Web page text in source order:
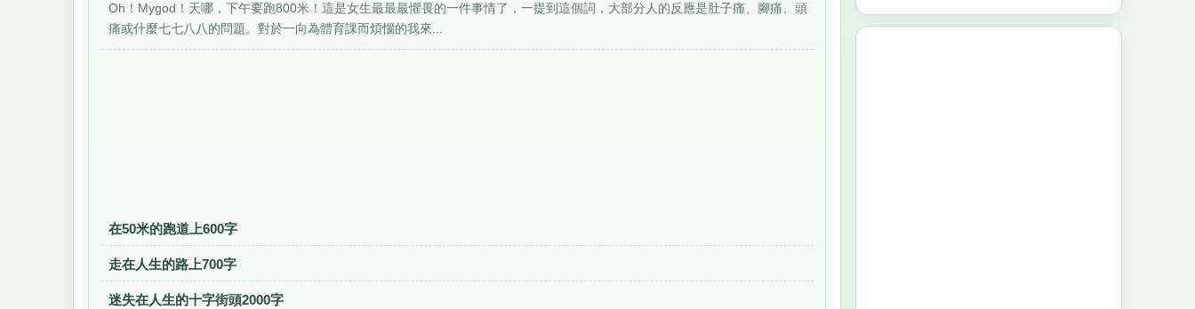
Oh！Mygod！天哪，下午要跑800米！這是女生最最最懼畏的一件事情了，一提到這個詞，大部分人的反應是肚子痛、腳痛、頭
痛或什麼七七八八的問題。對於一向為體育課而煩惱的我來...
在50米的跑道上600字
走在人生的路上700字
迷失在人生的十字街頭2000字